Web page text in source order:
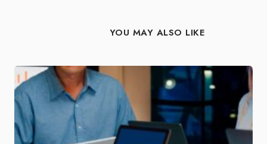
YOU MAY ALSO LIKE